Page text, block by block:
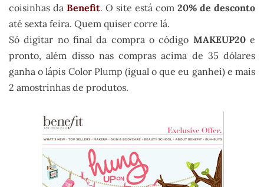
coisinhas da Benefit. O site está com 20% de desconto
até sexta feira. Quem quiser corre lá.
Só digitar no final da compra o código MAKEUP20e
pronto, além disso nas compras acima de 35 dólares
ganha o lápis Color Plump (igual o que eu ganhei) e mais
2 amostrinhas de produtos.